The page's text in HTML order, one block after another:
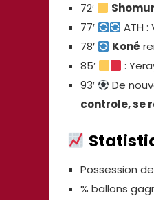
72′
77′
ATH
78′
Koné
85′
:
93′
De
controle, se
Possession
% ballons